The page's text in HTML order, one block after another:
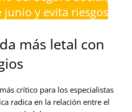
junio y evita riesgos
más letal con
crítico para los especialistas
radica en la relación entre el